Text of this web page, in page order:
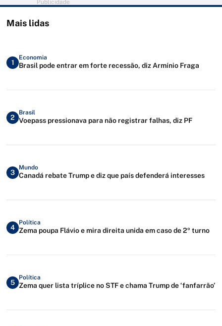
Publicidade
Mais lidas
1
Economia
Brasil pode entrar em forte recessão, diz Armínio Fraga
2
Brasil
Voepass pressionava para não registrar falhas, diz PF
3
Mundo
Canadá rebate Trump e diz que país defenderá interesses
4
Política
Zema poupa Flávio e mira direita unida em caso de 2º turno
5
Política
Zema quer lista tríplice no STF e chama Trump de ‘fanfarrão’